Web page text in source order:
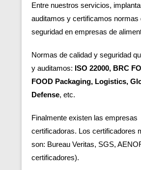
Entre nuestros servicios,
auditamos y certificamos normas
seguridad en empresas de
Normas de calidad y seguridad
y auditamos: ISO 22000, BRC
FOOD Packaging, Logistics,
Defense, etc.
Finalmente existen las empresas
certificadoras. Los certificadores
son: Bureau Veritas, SGS,
certificadores).